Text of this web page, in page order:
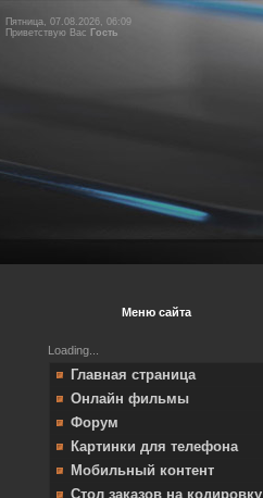
Пятница, 07.08.2026, 06:09
Приветствую Вас Гость
Меню сайта
Loading...
Главная страница
Онлайн фильмы
Форум
Картинки для телефона
Мобильный контент
Стол заказов на кодировку